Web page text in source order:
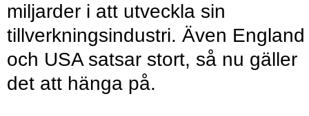
miljarder i att utveckla sin
tillverkningsindustri. Även England
och USA satsar stort, så nu gäller
det att hänga på.